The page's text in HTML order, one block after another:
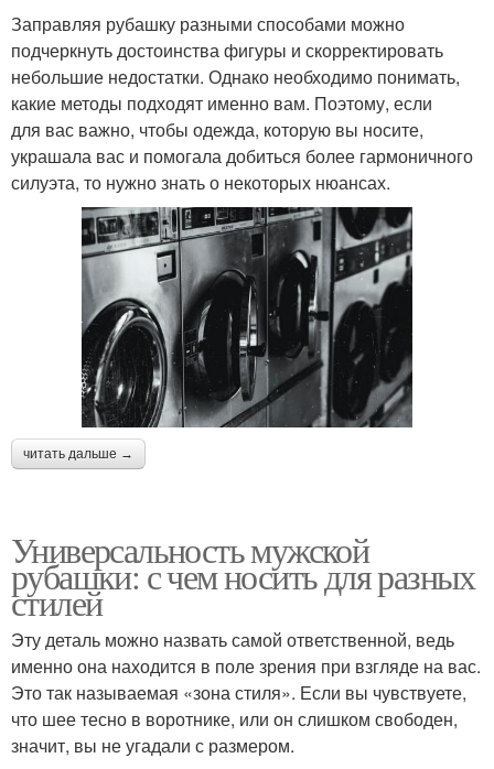
Заправляя рубашку разными способами можно
подчеркнуть достоинства фигуры и скорректировать
небольшие недостатки. Однако необходимо понимать,
какие методы подходят именно вам. Поэтому, если
для вас важно, чтобы одежда, которую вы носите,
украшала вас и помогала добиться более гармоничного
силуэта, то нужно знать о некоторых нюансах.
читать дальше →
Универсальность мужской
рубашки: с чем носить для разных
стилей
Эту деталь можно назвать самой ответственной, ведь
именно она находится в поле зрения при взгляде на вас.
Это так называемая «зона стиля». Если вы чувствуете,
что шее тесно в воротнике, или он слишком свободен,
значит, вы не угадали с размером.